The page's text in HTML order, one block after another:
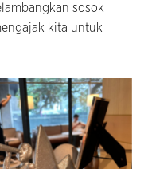
sosok
kita untuk